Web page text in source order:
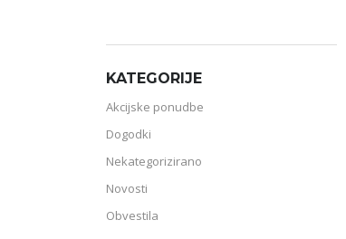
KATEGORIJE
Akcijske ponudbe
Dogodki
Nekategorizirano
Novosti
Obvestila